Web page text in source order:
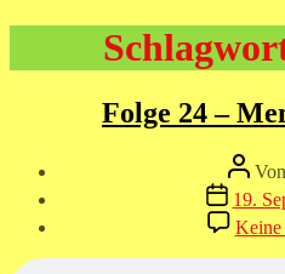
Folge 24 –
Von
19.
Keine